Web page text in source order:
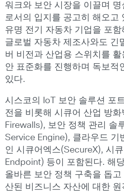
워크와 보안 시장을 이끌며
로서의 입지를 공고히 해오고
유명 전기 자동차 기업을 포함
글로벌 자동차 제조사와도 긴
버 비전과 산업용 스위치를
안 표준화를 진행하며 독보적
있다.
시스코의 IoT 보안 솔루션 포
전을 비롯해 시큐어 산업 방
Firewalls), 보안 정책 관리 솔
Service Engine), 클라우드 기
인 시큐어엑스(SecureX), 시
Endpoint) 등이 포함된다. 해
올바른 보안 정책 구축을 돕
산된 비즈니스 자산에 대한